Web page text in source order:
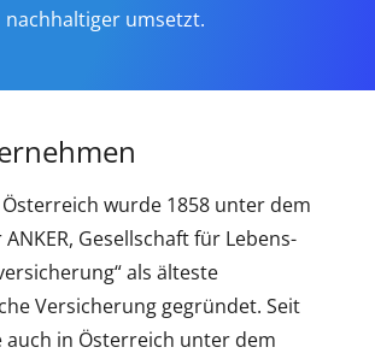
nachhaltiger umsetzt.
wurde 1858 unter dem
Gesellschaft für Lebens-
als älteste
Versicherung gegründet. Seit
auch in Österreich unter dem